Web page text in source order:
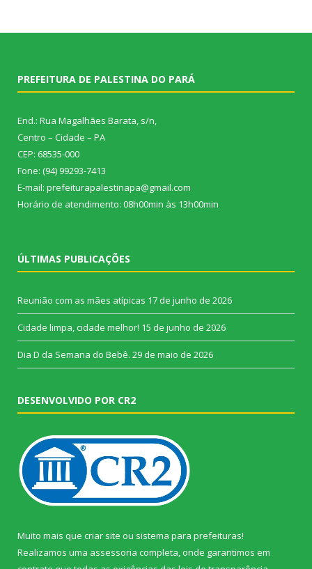
PREFEITURA DE PALESTINA DO PARÁ
End.: Rua Magalhães Barata, s/n,
Centro – Cidade – PA
CEP: 68535-000
Fone: (94) 99293-7413
E-mail: prefeiturapalestinapa@gmail.com
Horário de atendimento: 08h00min às 13h00min
ÚLTIMAS PUBLICAÇÕES
Reunião com as mães atípicas 17 de junho de 2026
Cidade limpa, cidade melhor! 15 de junho de 2026
Dia D da Semana do Bebê. 29 de maio de 2026
DESENVOLVIDO POR CR2
Muito mais que criar site ou sistema para prefeituras!
Realizamos uma assessoria completa, onde garantimos em